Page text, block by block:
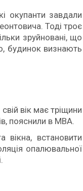
окупанти завдали
Тоді троє
зруйновані, що
будинок визнають
вік має тріщини
пояснили в МВА.
вікна, встановити
опалювальної